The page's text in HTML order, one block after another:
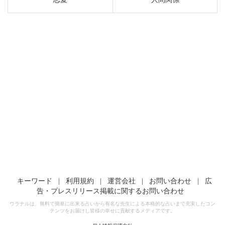
キーワード | 利用規約 | 運営会社 | お問い合わせ |
広
告・プレスリリース掲載に関するお問い合わせ
ウラナルは、無料で簡単に出来る占いから有名な先生による本格的な占いまで充実したコン
テンツをお届けし皆様の幸せに貢献するメディアです。